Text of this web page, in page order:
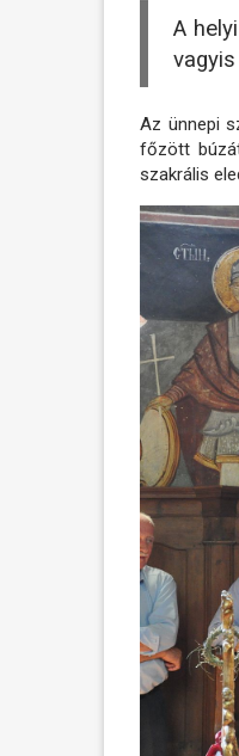
A
Az ünnepi
főzött
szakrális